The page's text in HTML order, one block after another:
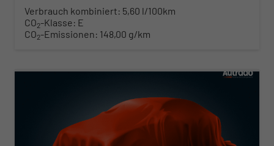
Verbrauch kombiniert: 5,60 l/100km
CO2-Klasse: E
CO2-Emissionen: 148,00 g/km